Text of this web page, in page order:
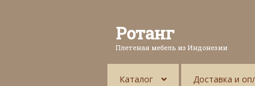
Ротанг
Плетеная мебель из Индонезии
Каталог Доставка и